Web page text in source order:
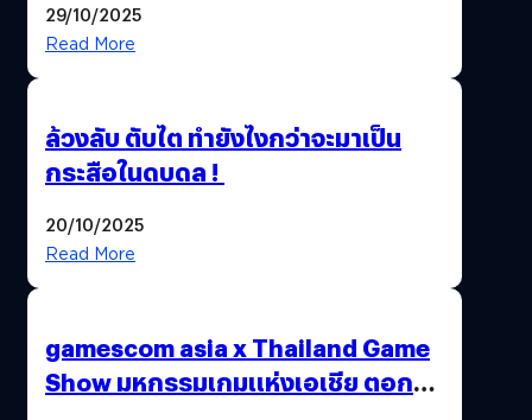
29/10/2025
Read More
ล้วงลับ ตับไต ทำยังไงกว่าจะมาเป็น
กระสือในดบดล !
20/10/2025
Read More
gamescom asia x Thailand Game
Show มหกรรมเกมแห่งเอเชีย ตอกย้ำ